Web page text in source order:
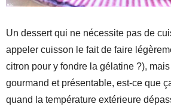
Un dessert qui ne nécessite pas de
appeler cuisson le fait de faire
citron pour y fondre la gélatine ?),
gourmand et présentable, est-ce que
quand la température extérieure